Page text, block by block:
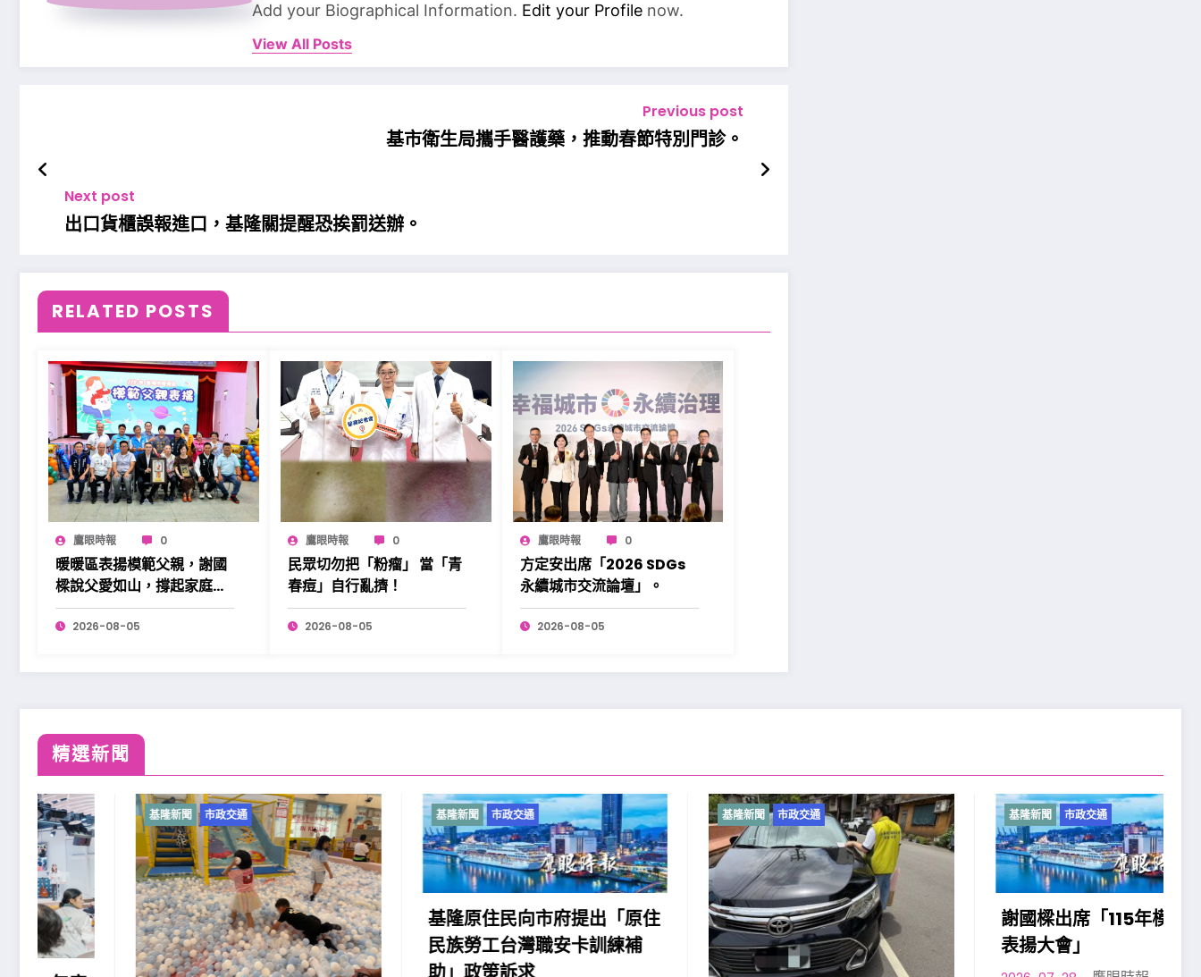
Add your Biographical Information. Edit your Profile now.
View All Posts
Previous post
基市衛生局攜手醫護藥，推動春節特別門診。
Next post
出口貨櫃誤報進口，基隆關提醒恐挨罰送辦。
RELATED POSTS
鷹眼時報 0
暖暖區表揚模範父親，謝國
樑說父愛如山，撐起家庭也
溫暖社會。
2026-08-05
鷹眼時報 0
民眾切勿把「粉瘤」 當「青
春痘」自行亂擠！
2026-08-05
鷹眼時報 0
方定安出席「2026 SDGs
永續城市交流論壇」。
2026-08-05
精選新聞
基隆新聞 市政交通 基隆新聞 市政交通
基隆原住民向市府提出「原住
民族勞工台灣職安卡訓練補
基隆新聞 市政交通 基隆新聞 市政交通
謝國樑出席「115年模範父親
表揚大會」